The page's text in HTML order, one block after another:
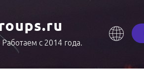
с 2014 года.